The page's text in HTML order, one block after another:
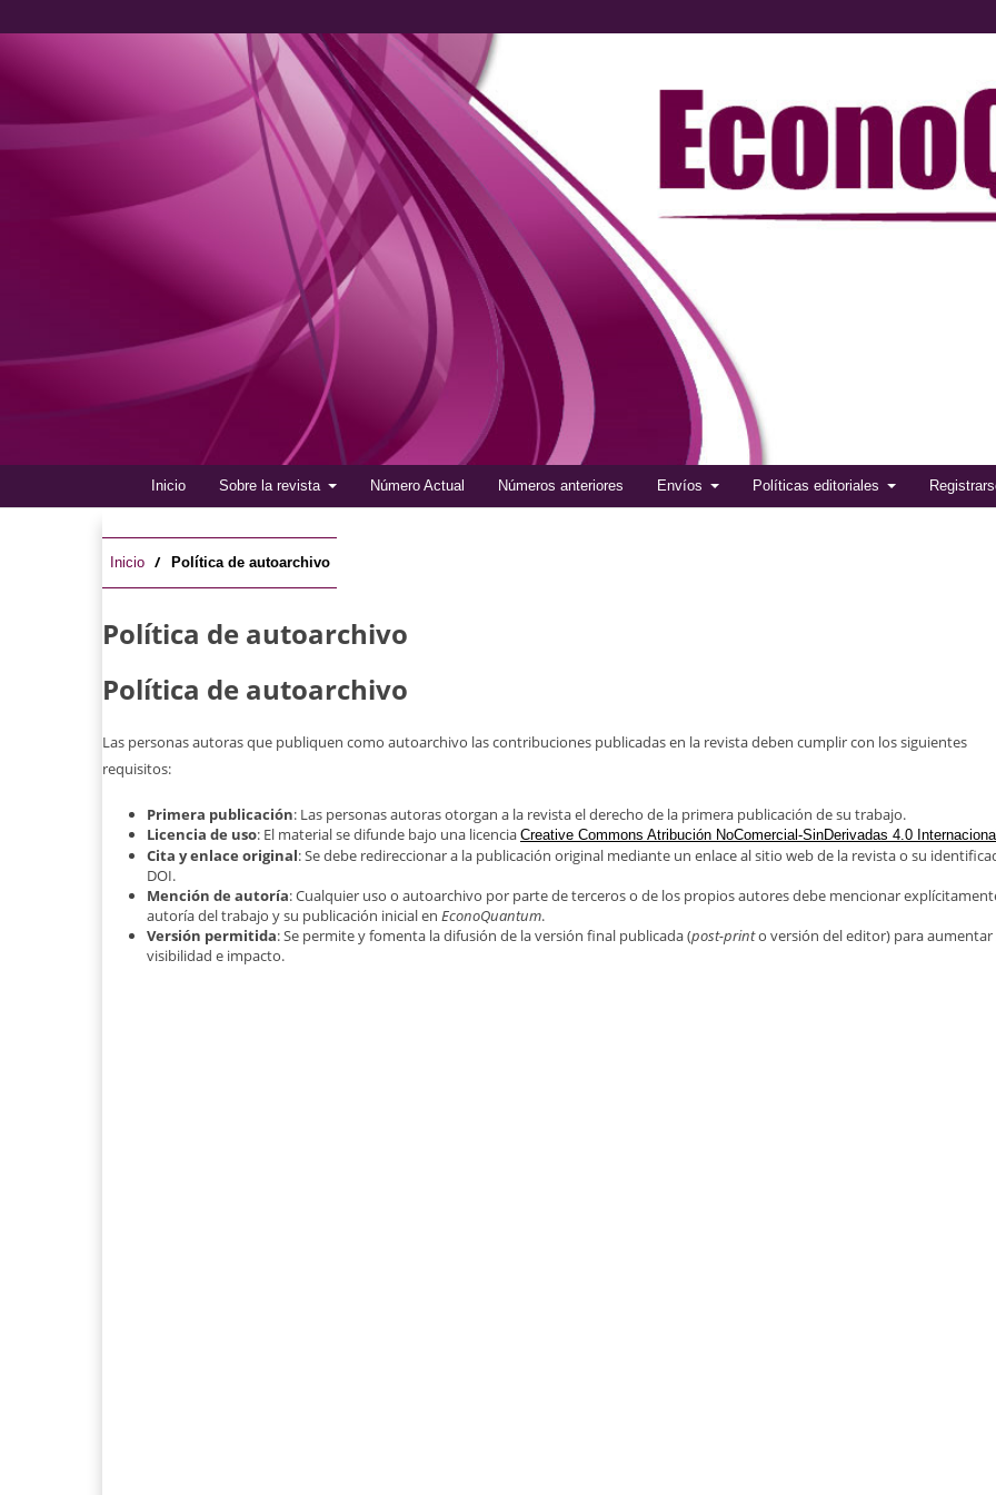
Inicio Sobre la revista Número Actual Números anteriores Envíos Políticas editoriales
Inicio / Política de autoarchivo
Política de autoarchivo
Política de autoarchivo
Las personas autoras que publiquen como autoarchivo las contribuciones publicadas en la revista deben cumplir con los siguientes
requisitos:
Primera publicación: Las personas autoras otorgan a la revista el derecho de la primera publicación de su trabajo.
Licencia de uso: El material se difunde bajo una licencia Creative Commons Atribución NoComercial-SinDerivadas 4.0 Internacional
Cita y enlace original: Se debe redireccionar a la publicación original mediante un enlace al sitio web de la revista o su
DOI.
Mención de autoría: Cualquier uso o autoarchivo por parte de terceros o de los propios autores debe mencionar
autoría del trabajo y su publicación inicial en EconoQuantum.
Versión permitida: Se permite y fomenta la difusión de la versión final publicada (post-printo versión del editor) para aumentar
visibilidad e impacto.